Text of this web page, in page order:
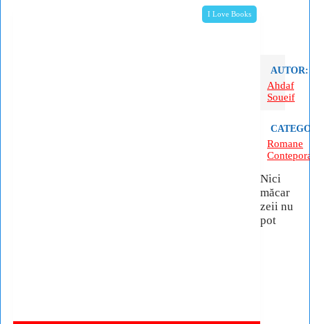
I Love Books
AUTOR:
Ahdaf
Soueif
Romane
Nici
măcar
zeii nu
pot